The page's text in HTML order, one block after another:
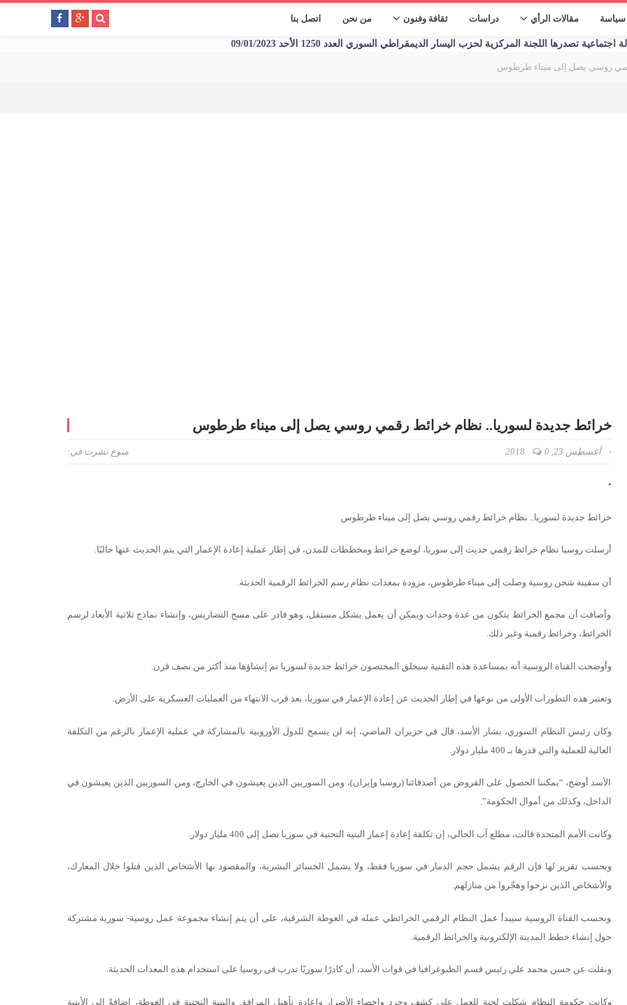
سياسة مقالات الرأي دراسات ثقافة وفنون من نحن اتصل بنا
تصدرها اللجنة المركزية لحزب اليسار الديمقراطي السوري العدد 1250 الأحد 09/01/2023
روسي يصل إلى ميناء طرطوس
خرائط جديدة لسوريا.. نظام خرائط رقمي روسي يصل إلى ميناء طرطوس
نشرت في: منوع - أغسطس 23, 2018 0
•
خرائط جديدة لسوريا.. نظام خرائط رقمي روسي يصل إلى ميناء طرطوس
أرسلت روسيا نظام خرائط رقمي حديث إلى سوريا، لوضع خرائط ومخططات للمدن، في إطار عملية إعادة الإعمار التي يتم الحديث عنها حاليًا.
أن سفينة شحن روسية وصلت إلى ميناء طرطوس، مزودة بمعدات نظام رسم الخرائط الرقمية الحديثة.
وأضافت أن مجمع الخرائط يتكون من عدة وحدات ويمكن أن يعمل بشكل مستقل، وهو قادر على مسح التضاريس، وإنشاء نماذج ثلاثية الأبعاد لرسم
الخرائط، وخرائط رقمية وغير ذلك.
وأوضحت القناة الروسية أنه بمساعدة هذه التقنية سيخلق المختصون خرائط جديدة لسوريا تم إنشاؤها منذ أكثر من نصف قرن.
وتعتبر هذه التطورات الأولى من نوعها في إطار الحديث عن إعادة الإعمار في سوريا، بعد قرب الانتهاء من العمليات العسكرية على الأرض.
وكان رئيس النظام السوري، بشار الأسد، قال في حزيران الماضي، إنه لن يسمح للدول الأوروبية بالمشاركة في عملية الإعمار بالرغم من التكلفة
العالية للعملية والتي قدرها بـ 400 مليار دولار.
الأسد أوضح، “يمكننا الحصول على القروض من أصدقائنا (روسيا وإيران)، ومن السوريين الذين يعيشون في الخارج، ومن السوريين الذين يعيشون في
الداخل، وكذلك من أموال الحكومة”.
وكانت الأمم المتحدة قالت، مطلع آب الحالي، إن تكلفة إعادة إعمار البنية التحتية في سوريا تصل إلى 400 مليار دولار.
وبحسب تقرير لها فإن الرقم يشمل حجم الدمار في سوريا فقط، ولا يشمل الخسائر البشرية، والمقصود بها الأشخاص الذين قتلوا خلال المعارك،
والأشخاص الذين نزحوا وهجّروا من منازلهم.
وبحسب القناة الروسية سيبدأ عمل النظام الرقمي الخرائطي عمله في الغوطة الشرقية، على أن يتم إنشاء مجموعة عمل روسية- سورية مشتركة
حول إنشاء خطط المدينة الإلكترونية والخرائط الرقمية.
ونقلت عن حسن محمد علي رئيس قسم الطبوغرافيا في قوات الأسد، أن كادرًا سوريًا تدرب في روسيا على استخدام هذه المعدات الحديثة.
وكانت حكومة النظام شكلت لجنة للعمل على كشف وجرد وإحصاء الأضرار وإعادة تأهيل المرافق والبنية التحتية في الغوطة، إضافةً إلى الأبنية